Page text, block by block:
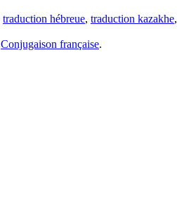
traduction hébreue, traduction kazakhe,
Conjugaison française.